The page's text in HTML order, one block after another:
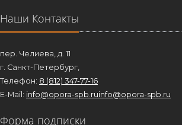
пер. Челиева, д. 11
Телефон:8 (812) 347-77-16
E-Mail: info@opora-spb.ru
Форма подписки